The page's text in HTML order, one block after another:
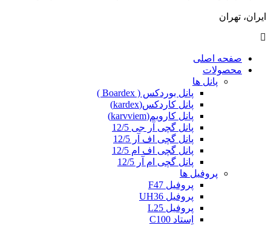
ایران، تهران
صفحه اصلی
محصولات
پانل ها
پانل بوردکس ( Boardex )
پانل کاردکس(kardex)
پانل کارویم(karvviem)
پانل گچی آر جی 12/5
پانل گچی اف آر 12/5
پانل گچی اف ام 12/5
پانل گچی ام آر 12/5
پروفیل ها
پروفیل F47
پروفیل UH36
پروفیل L25
اِستاد C100